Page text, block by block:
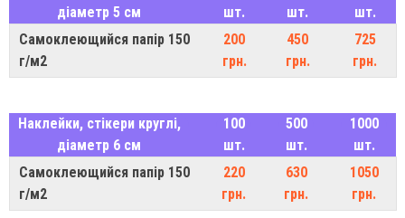
діаметр 5 см
шт.
шт.
шт.
Самоклеющийся папір 150
г/м2
200
грн.
450
грн.
725
грн.
Наклейки, стікери круглі,
діаметр 6 см
100
шт.
500
шт.
1000
шт.
Самоклеющийся папір 150
г/м2
220
грн.
630
грн.
1050
грн.